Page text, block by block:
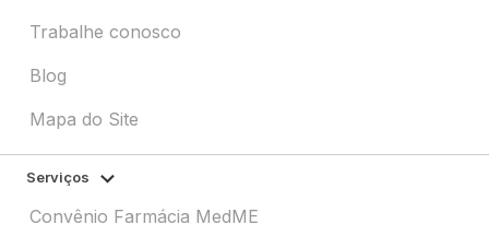
Trabalhe conosco
Blog
Mapa do Site
Serviços
Convênio Farmácia MedME